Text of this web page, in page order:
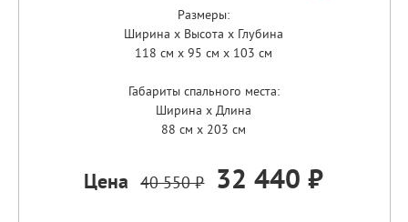
Размеры:
Ширина x Высота x Глубина
118 см x 95 см x 103 см
Габариты спального места:
Ширина x Длина
88 см x 203 см
Цена 40 550 ₽ 32 440 ₽